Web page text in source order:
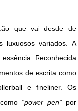
que vai desde de
luxuosos variados. A
Reconhecida
de escrita como
e fineliner. Os
“power pen”por